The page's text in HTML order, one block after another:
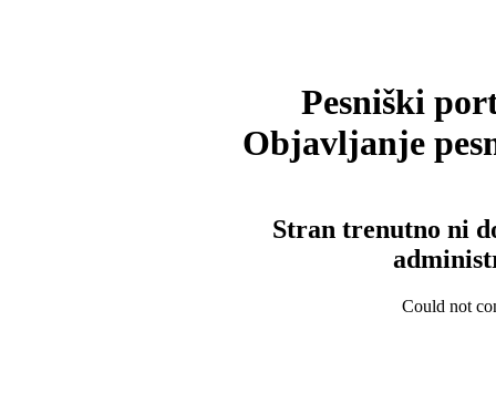
Pesniški
Objavljanje
Stran trenutno ni
Could not